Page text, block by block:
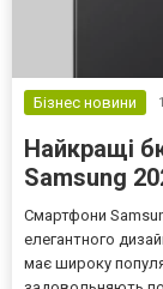
Бізнес новини
Найкращі
Samsung
Смартфони
елегантного
має широку